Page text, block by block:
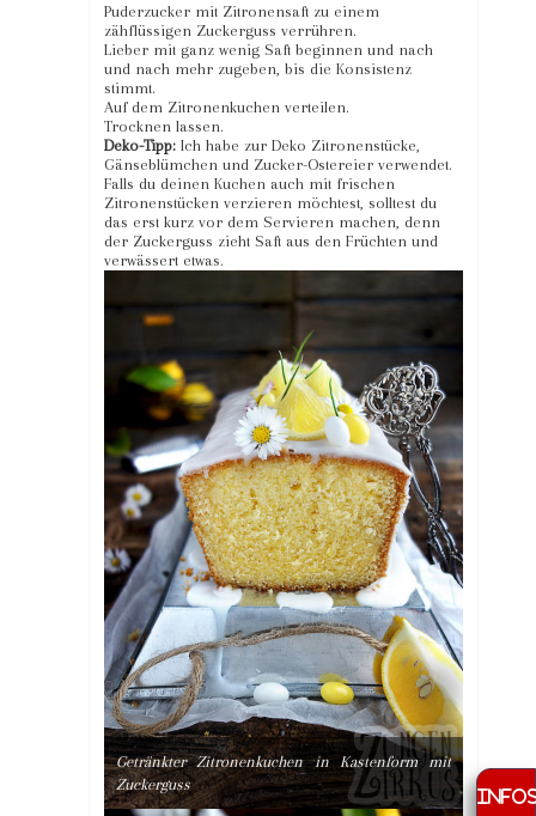
Puderzucker mit Zitronensaft zu einem
zähflüssigen Zuckerguss verrühren.
Lieber mit ganz wenig Saft beginnen und nach
und nach mehr zugeben, bis die Konsistenz
stimmt.
Auf dem Zitronenkuchen verteilen.
Trocknen lassen.
Deko-Tipp: Ich habe zur Deko Zitronenstücke,
Gänseblümchen und Zucker-Ostereier verwendet.
Falls du deinen Kuchen auch mit frischen
Zitronenstücken verzieren möchtest, solltest du
das erst kurz vor dem Servieren machen, denn
der Zuckerguss zieht Saft aus den Früchten und
verwässert etwas.
Getränkter Zitronenkuchen in Kastenform mit
Zuckerguss